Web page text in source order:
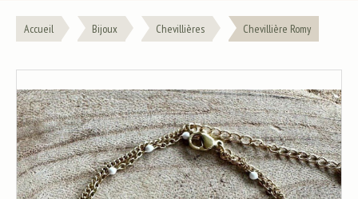
Accueil Bijoux Chevillières Chevillière Romy